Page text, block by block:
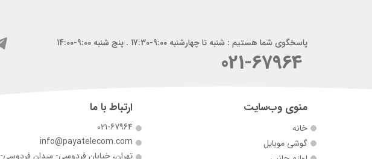
پاسخگوی شما هستیم : شنبه تا چهارشنبه 9:00-17:30 . پنج شنبه 9:00-14:00
021-67964
منوی وب‌سایت
خانه
گوشی موبایل
ارتباط با ما
021-67964
info@payatelecom.com
تهران، خیابان فردوسی- میدان فردوسی-